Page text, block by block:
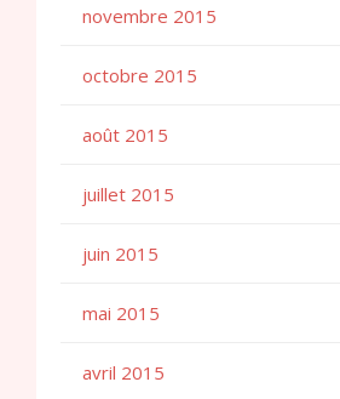
novembre 2015
octobre 2015
août 2015
juillet 2015
juin 2015
mai 2015
avril 2015